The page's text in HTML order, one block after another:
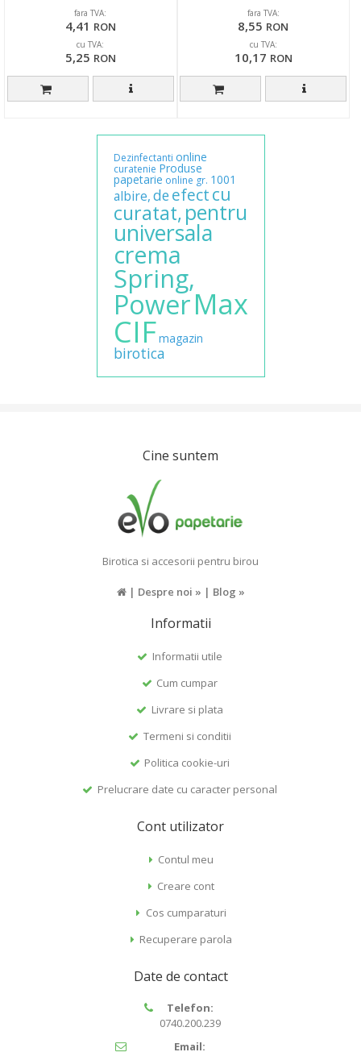
fara TVA:
4,41 RON
cu TVA:
5,25 RON
fara TVA:
8,55 RON
cu TVA:
10,17 RON
Dezinfectanti online
curatenie Produse
papetarie online gr. 1001
albire,deefectcu
curatat,pentru
universala
crema
Spring,
PowerMax
CIFmagazin
birotica
Cine suntem
Birotica si accesorii pentru birou
| Despre noi » | Blog »
Informatii
Informatii utile
Cum cumpar
Livrare si plata
Termeni si conditii
Politica cookie-uri
Prelucrare date cu caracter personal
Cont utilizator
Contul meu
Creare cont
Cos cumparaturi
Recuperare parola
Date de contact
Telefon:
0740.200.239
Email: